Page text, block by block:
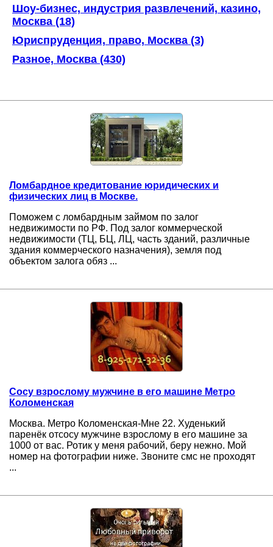
Шоу-бизнес, индустрия развлечений, казино,
Москва (18)
Юриспруденция, право, Москва (3)
Разное, Москва (430)
Ломбардное кредитование юридических и
физических лиц в Москве.
Поможем с ломбардным займом по залог
недвижимости по РФ. Под залог коммерческой
недвижимости (ТЦ, БЦ, ЛЦ, часть зданий, различные
здания коммерческого назначения), земля под
объектом залога обяз ...
Сосу взрослому мужчине в его машине Метро
Коломенская
Москва. Метро Коломенская-Мне 22. Худенький
паренёк отсосу мужчине взрослому в его машине за
1000 от вас. Ротик у меня рабочий, беру нежно. Мой
номер на фотографии ниже. Звоните смс не проходят
...